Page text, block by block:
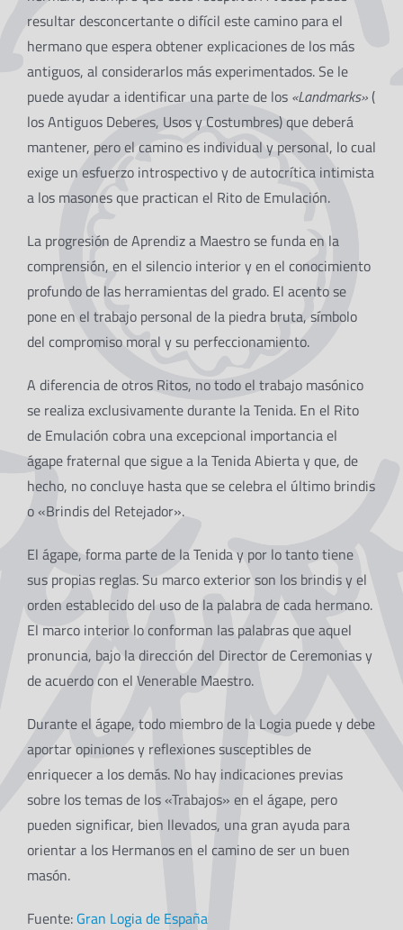
resultar desconcertante o difícil este camino para el
hermano que espera obtener explicaciones de los más
antiguos, al considerarlos más experimentados. Se le
puede ayudar a identificar una parte de los «Landmarks»(
los Antiguos Deberes, Usos y Costumbres) que deberá
mantener, pero el camino es individual y personal, lo cual
exige un esfuerzo introspectivo y de autocrítica intimista
a los masones que practican el Rito de Emulación.
La progresión de Aprendiz a Maestro se funda en la
comprensión, en el silencio interior y en el conocimiento
profundo de las herramientas del grado. El acento se
pone en el trabajo personal de la piedra bruta, símbolo
del compromiso moral y su perfeccionamiento.
A diferencia de otros Ritos, no todo el trabajo masónico
se realiza exclusivamente durante la Tenida. En el Rito
de Emulación cobra una excepcional importancia el
ágape fraternal que sigue a la Tenida Abierta y que, de
hecho, no concluye hasta que se celebra el último brindis
o «Brindis del Retejador».
El ágape, forma parte de la Tenida y por lo tanto tiene
sus propias reglas. Su marco exterior son los brindis y el
orden establecido del uso de la palabra de cada hermano.
El marco interior lo conforman las palabras que aquel
pronuncia, bajo la dirección del Director de Ceremonias y
de acuerdo con el Venerable Maestro.
Durante el ágape, todo miembro de la Logia puede y debe
aportar opiniones y reflexiones susceptibles de
enriquecer a los demás. No hay indicaciones previas
sobre los temas de los «Trabajos» en el ágape, pero
pueden significar, bien llevados, una gran ayuda para
orientar a los Hermanos en el camino de ser un buen
masón.
Fuente: Gran Logia de España